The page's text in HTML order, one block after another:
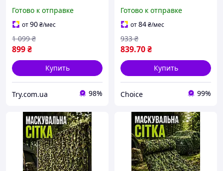
стяжек
Готово к отправке
от90₴/мес
899₴
1 099 ₴
Купить
Try.com.ua 98%
стяжек
Готово к отправке
от84₴/мес
839.70₴
933 ₴
Купить
Choice 99%